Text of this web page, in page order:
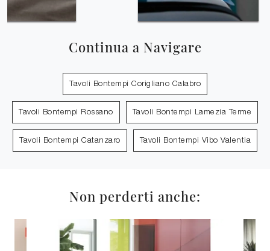
Continua a Navigare
Tavoli Bontempi Corigliano Calabro
Tavoli Bontempi Rossano Tavoli Bontempi Lamezia Terme
Tavoli Bontempi Catanzaro Tavoli Bontempi Vibo Valentia
Non perderti anche: